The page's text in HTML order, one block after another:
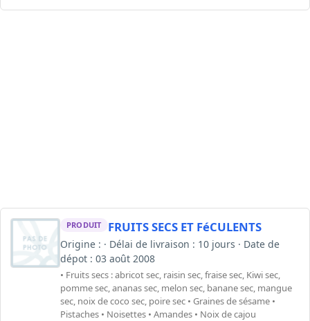
PRODUIT FRUITS SECS ET FéCULENTS
Origine : · Délai de livraison : 10 jours · Date de
dépot : 03 août 2008
• Fruits secs : abricot sec, raisin sec, fraise sec, Kiwi sec,
pomme sec, ananas sec, melon sec, banane sec, mangue
sec, noix de coco sec, poire sec • Graines de sésame •
Pistaches • Noisettes • Amandes • Noix de cajou